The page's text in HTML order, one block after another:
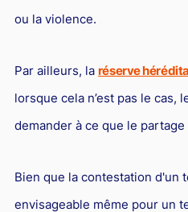
ou la violence.
Par ailleurs, la réserve
lorsque cela n’est pas le cas,
demander à ce que le
Bien que la contestation d'un
envisageable même pour un